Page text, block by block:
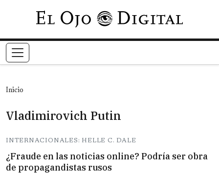
Pasar al contenido principal
Inicio
Vladimirovich Putin
INTERNACIONALES: HELLE C. DALE
¿Fraude en las noticias online? Podría ser obra
de propagandistas rusos